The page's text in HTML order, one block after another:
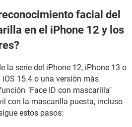
facial del
en el iPhone 12 y los
la serie del iPhone 12, iPhone 13 o
15.4 o una versión más
"Face ID con mascarilla"
con la mascarilla puesta, incluso
estos pasos: